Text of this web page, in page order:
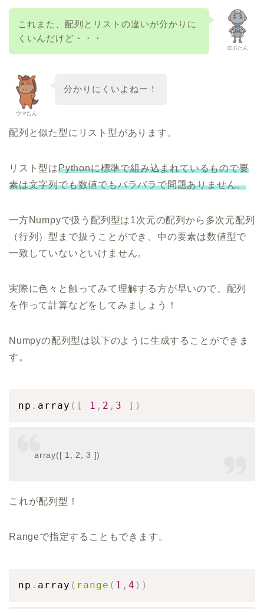
ロボたん
これまた、配列とリストの違いが分かりに
くいんだけど・・・
ウマたん
分かりにくいよねー！
配列と似た型にリスト型があります。
リスト型はPythonに標準で組み込まれているもので要
素は文字列でも数値でもバラバラで問題ありません。
一方Numpyで扱う配列型は1次元の配列から多次元配列
（行列）型まで扱うことができ、中の要素は数値型で
一致していないといけません。
実際に色々と触ってみて理解する方が早いので、配列
を作って計算などをしてみましょう！
Numpyの配列型は以下のように生成することができま
す。
np . array ( [ 1 , 2 , 3 ] )
array([ 1, 2, 3 ])
これが配列型！
Rangeで指定することもできます。
np . array ( range ( 1 , 4 ) )